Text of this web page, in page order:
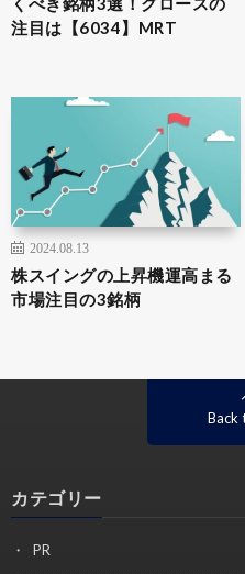
注目は【6034】MRT
2024.08.13
株スイングの上昇機運高まる
市場注目の3銘柄
Back
カテゴリー
PR